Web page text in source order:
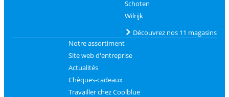
Schoten
Wilrijk
Découvrez nos 11 magasins
Notre assortiment
Site web d'entreprise
Actualités
Chèques-cadeaux
Travailler chez Coolblue